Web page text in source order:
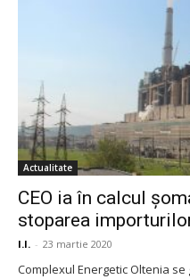
Actualitate
CEO ia în calcul
stoparea
I.I. - 23 martie 2020
Complexul Energetic Oltenia